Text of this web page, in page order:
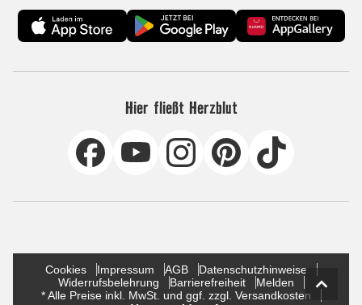
Hier fließt Herzblut
Cookies Impressum AGB
Datenschutzhinweise
Widerrufsbelehrung
Barrierefreiheit
Melden
* Alle Preise inkl. MwSt. und ggf. zzgl. Versandkosten